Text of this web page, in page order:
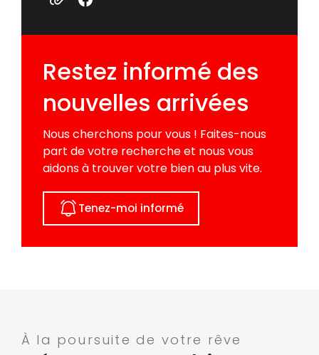
Restez informé des
nouvelles arrivées
Nous cherchons pour vous ! Faites-nous
part de votre recherche et nous vous
aidons à trouver votre bien au plus vite.
Tenez-moi informé
À la poursuite de votre rêve